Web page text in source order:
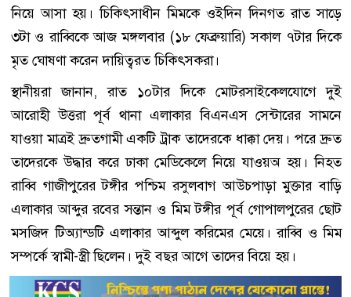
নিয়ে আসা হয়। চিকিৎসাধীন মিমকে ওইদিন দিনগত রাত সাড়ে
৩টা ও রাব্বিকে আজ মঙ্গলবার (১৮ ফেব্রুয়ারি) সকাল ৭টার দিকে
মৃত ঘোষণা করেন দায়িত্বরত চিকিৎসকরা।
স্থানীয়রা জানান, রাত ১০টার দিকে মোটরসাইকেলযোগে দুই
আরোহী উত্তরা পূর্ব থানা এলাকার বিএনএস সেন্টারের সামনে
যাওয়া মাত্রই দ্রুতগামী একটি ট্রাক তাদেরকে ধাক্কা দেয়। পরে দ্রুত
তাদেরকে উদ্ধার করে ঢাকা মেডিকেলে নিয়ে যাওয়অ হয়। নিহত
রাব্বি গাজীপুরের টঙ্গীর পশ্চিম রসুলবাগ আউচপাড়া মুক্তার বাড়ি
এলাকার আব্দুর রবের সন্তান ও মিম টঙ্গীর পূর্ব গোপালপুরের ছোট
মসজিদ টিঅ্যান্ডটি এলাকার আব্দুল করিমের মেয়ে। রাব্বি ও মিম
সম্পর্কে স্বামী-স্ত্রী ছিলেন। দুই বছর আগে তাদের বিয়ে হয়।